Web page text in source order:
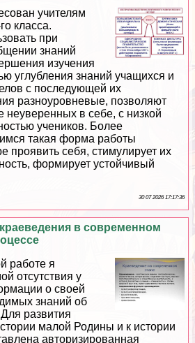
учителям
класса.
при
знаний
изучения
углубления знаний учащихся и
с последующей их
разноуровневые, позволяют
неуверенных в себе, с низкой
учеников. Более
такая форма работы
проявить себя, стимулирует их
формирует устойчивый
30 07 2026 17:17:36
в современном
работе я
отсутствия у
о своей
знаний об
развития
малой Родины и к истории
авторизированная